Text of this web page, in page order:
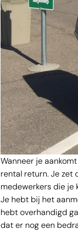
Wanneer je
rental return. Je zet
medewerkers die je
Je hebt bij het
hebt overhandigd
dat er nog een